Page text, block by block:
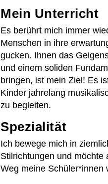
An-/Abmelden
Mein Unterricht
Es berührt mich immer
Menschen in ihre
gucken. Ihnen das
und einem soliden
bringen, ist mein Ziel! Es
Kinder jahrelang
zu begleiten.
Spezialität
Ich bewege mich in
Stilrichtungen und möchte
Weg meine Schüler*innen